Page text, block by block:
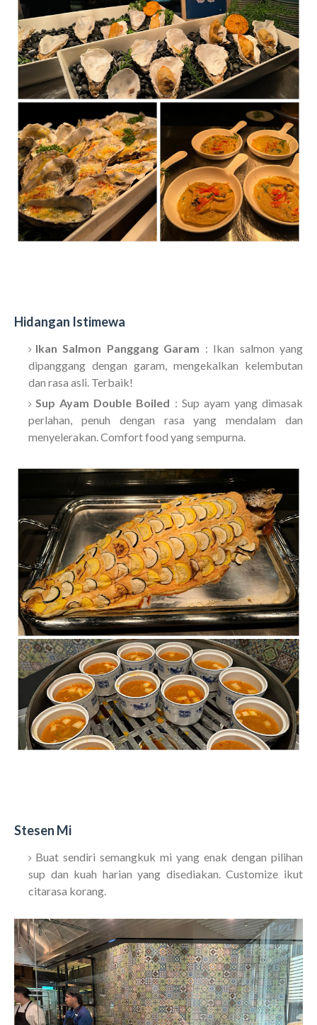
Hidangan Istimewa
Ikan Salmon Panggang Garam : Ikan salmon yang
dipanggang dengan garam, mengekalkan kelembutan
dan rasa asli. Terbaik!
Sup Ayam Double Boiled : Sup ayam yang dimasak
perlahan, penuh dengan rasa yang mendalam dan
menyelerakan. Comfort food yang sempurna.
Stesen Mi
Buat sendiri semangkuk mi yang enak dengan pilihan
sup dan kuah harian yang disediakan. Customize ikut
citarasa korang.